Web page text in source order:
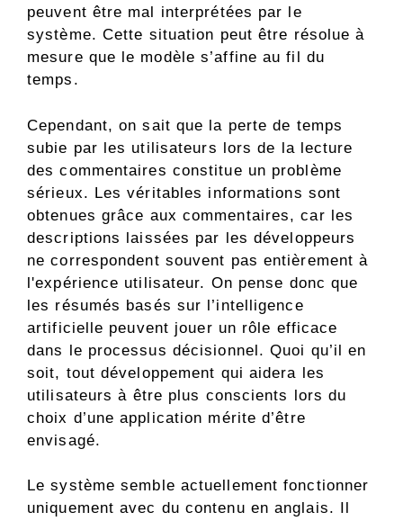
peuvent être mal interprétées par le
système. Cette situation peut être résolue à
mesure que le modèle s’affine au fil du
temps.
Cependant, on sait que la perte de temps
subie par les utilisateurs lors de la lecture
des commentaires constitue un problème
sérieux. Les véritables informations sont
obtenues grâce aux commentaires, car les
descriptions laissées par les développeurs
ne correspondent souvent pas entièrement à
l'expérience utilisateur. On pense donc que
les résumés basés sur l’intelligence
artificielle peuvent jouer un rôle efficace
dans le processus décisionnel. Quoi qu’il en
soit, tout développement qui aidera les
utilisateurs à être plus conscients lors du
choix d’une application mérite d’être
envisagé.
Le système semble actuellement fonctionner
uniquement avec du contenu en anglais. Il